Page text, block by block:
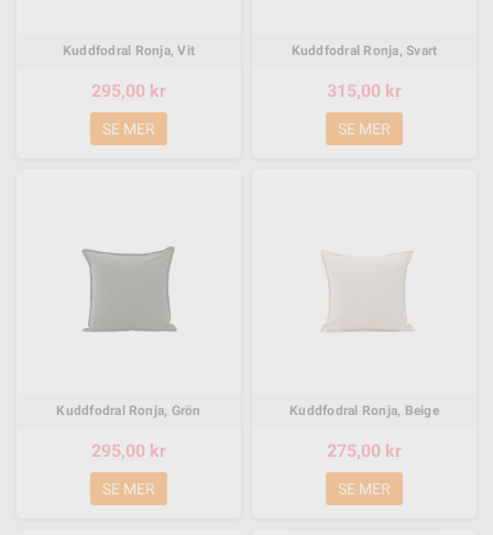
Kuddfodral Ronja, Vit
295,00 kr
SE MER
Kuddfodral Ronja, Svart
315,00 kr
SE MER
Kuddfodral Ronja, Grön
295,00 kr
SE MER
Kuddfodral Ronja, Beige
275,00 kr
SE MER